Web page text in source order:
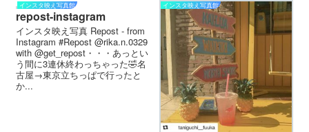
インスタ映え写真館
repost-instagram
インスタ映え写真 Repost - from
Instagram #Repost @rika.n.0329
with @get_repost・・・あっとい
う間に3連休終わっちゃった🤣名
古屋→東京立ちっぱで行ったと
か...
インスタ映え写真館